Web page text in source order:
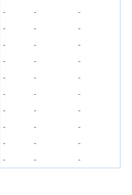
- -
-
-
-
-
-
-
-
-
-
-
-
-
-
-
-
-
-
-
-
-
-
-
-
-
-
-
- -